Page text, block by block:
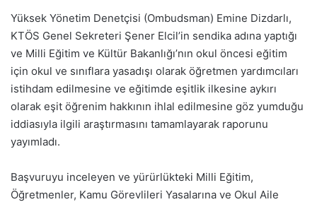
Yüksek Yönetim Denetçisi (Ombudsman) Emine Dizdarlı,
KTÖS Genel Sekreteri Şener Elcil’in sendika adına yaptığı
ve Milli Eğitim ve Kültür Bakanlığı’nın okul öncesi eğitim
için okul ve sınıflara yasadışı olarak öğretmen yardımcıları
istihdam edilmesine ve eğitimde eşitlik ilkesine aykırı
olarak eşit öğrenim hakkının ihlal edilmesine göz yumduğu
iddiasıyla ilgili araştırmasını tamamlayarak raporunu
yayımladı.
Başvuruyu inceleyen ve yürürlükteki Milli Eğitim,
Öğretmenler, Kamu Görevlileri Yasalarına ve Okul Aile